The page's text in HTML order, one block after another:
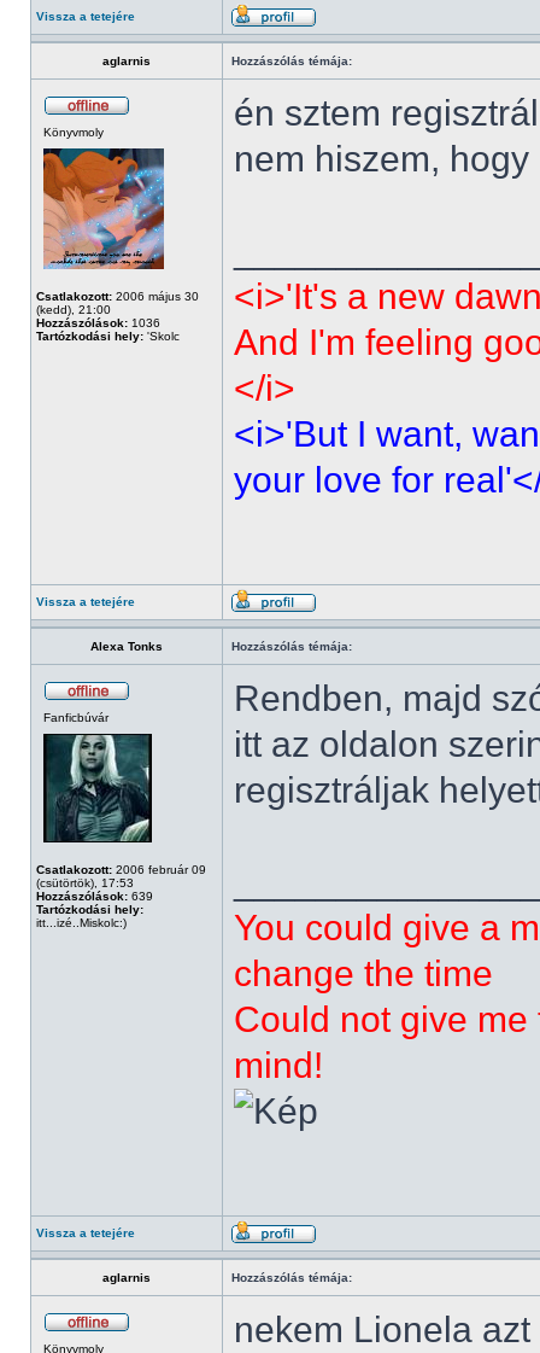
Vissza a tetejére
aglarnis Hozzászólás témája:
Könyvmoly
Csatlakozott: 2006 május 30
(kedd), 21:00
Hozzászólások: 1036
Tartózkodási hely: 'Skolc
én sztem
nem hiszem,
<i>'It's a new
And I'm feeling
</i>
<i>'But I want,
your love for
Vissza a tetejére
Alexa Tonks Hozzászólás témája:
Fanficbúvár
Csatlakozott: 2006 február 09
(csütörtök), 17:53
Hozzászólások: 639
Tartózkodási hely:
itt...izé..Miskolc:)
Rendben, majd
itt az oldalon
regisztráljak
You could give a
change the time
Could not give
mind!
Vissza a tetejére
aglarnis Hozzászólás témája:
Könyvmoly
nekem Lionela